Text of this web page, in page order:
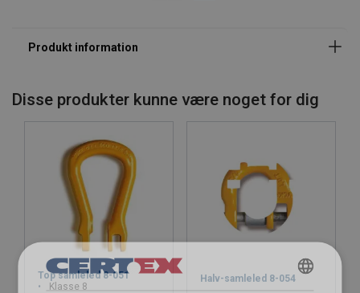
Sikkerhedsfaktor:
Klasse:
Disse produkter kunne være noget for dig
Top samleled 8-051
Klasse 8
Halv-samleled 8-054